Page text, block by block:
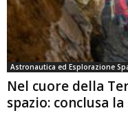
Astronautica ed Esplorazione
Nel cuore della
spazio: conclusa